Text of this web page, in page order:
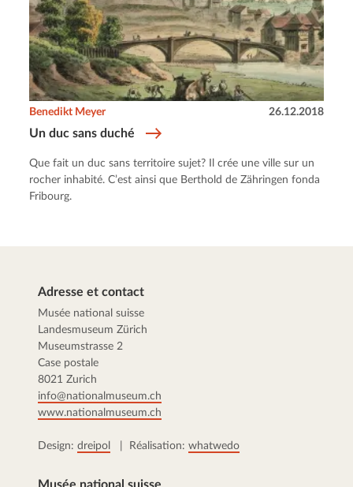
Un duc sans duché
Benedikt Meyer 26.12.2018
Que fait un duc sans territoire sujet? Il crée une ville sur un
rocher inhabité. C’est ainsi que Berthold de Zähringen fonda
Fribourg.
Adresse et contact
Musée national suisse
Landesmuseum Zürich
Museumstrasse 2
Case postale
8021 Zurich
info@nationalmuseum.ch
www.nationalmuseum.ch
Design: dreipol | Réalisation: whatwedo